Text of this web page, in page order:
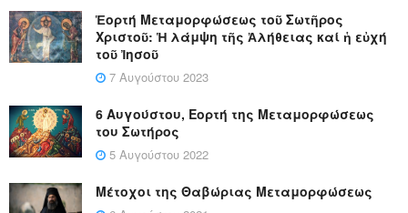
Ἑορτή Μεταμορφώσεως τοῦ Σωτῆρος
Χριστοῦ: Ἡ λάμψη τῆς Ἀλήθειας καί ἡ εὐχή
τοῦ Ἰησοῦ
7 Αυγούστου 2023
6 Αυγούστου, Εορτή της Μεταμορφώσεως
του Σωτήρος
5 Αυγούστου 2022
Μέτοχοι της Θαβώριας Μεταμορφώσεως